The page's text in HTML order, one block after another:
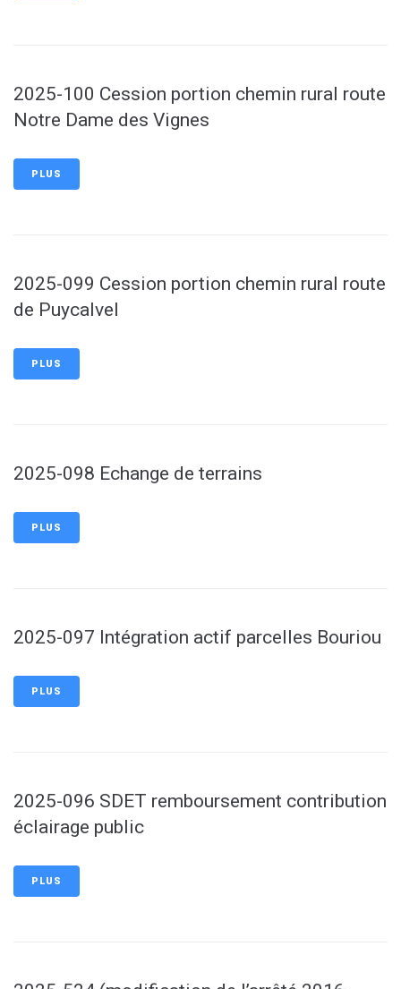
2025-100 Cession portion chemin rural route
Notre Dame des Vignes
PLUS
2025-099 Cession portion chemin rural route
de Puycalvel
PLUS
2025-098 Echange de terrains
PLUS
2025-097 Intégration actif parcelles Bouriou
PLUS
2025-096 SDET remboursement contribution
éclairage public
PLUS